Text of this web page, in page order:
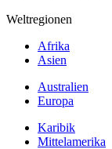
Weltregionen
Afrika
Asien
Australien
Europa
Karibik
Mittelamerika